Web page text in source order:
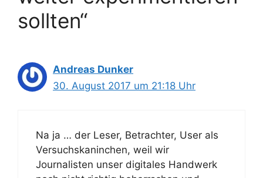
sollten“
Andreas Dunker
30. August 2017 um 21:18 Uhr
Na ja … der Leser, Betrachter, User als
Versuchskaninchen, weil wir
Journalisten unser digitales Handwerk